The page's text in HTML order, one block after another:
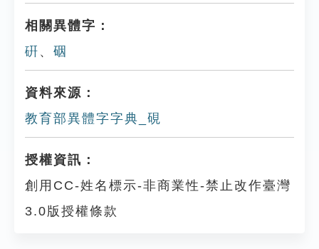
相關異體字：
硏 、 䂩
資料來源：
教育部異體字字典_硯
授權資訊：
創用CC-姓名標示-非商業性-禁止改作臺灣
3.0版授權條款